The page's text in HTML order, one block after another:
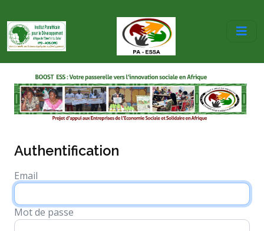
Authentification
Email
Mot de passe